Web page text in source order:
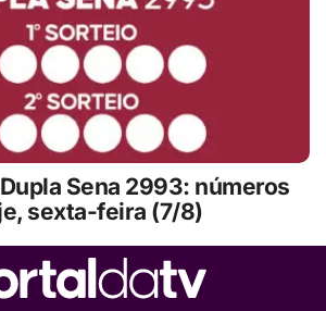
Sena 2993: números
sexta-feira (7/8)